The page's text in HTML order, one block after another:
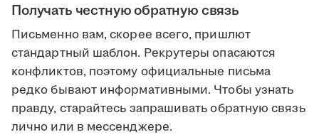
Получать честную обратную связь
Письменно вам, скорее всего, пришлют
стандартный шаблон. Рекрутеры опасаются
конфликтов, поэтому официальные письма
редко бывают информативными. Чтобы узнать
правду, старайтесь запрашивать обратную связь
лично или в мессенджере.